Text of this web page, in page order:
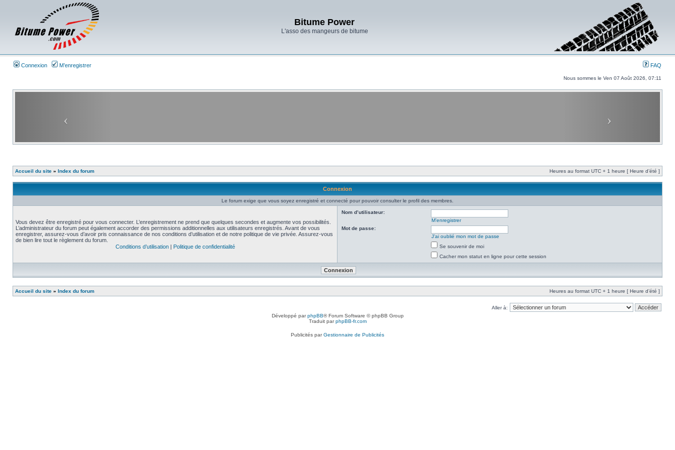
Bitume Power
L'asso des mangeurs de bitume
Connexion M’enregistrer FAQ
Nous sommes le Ven 07 Août 2026, 07:11
Accueil du site » Index du forum Heures au format UTC + 1 heure [ Heure d’été ]
Connexion
Le forum exige que vous soyez enregistré et connecté pour pouvoir consulter le profil des membres.
Vous devez être enregistré pour vous connecter. L’enregistrement ne prend que quelques secondes et augmente vos possibilités.
L’administrateur du forum peut également accorder des permissions additionnelles aux utilisateurs enregistrés. Avant de vous
enregistrer, assurez-vous d’avoir pris connaissance de nos conditions d’utilisation et de notre politique de vie privée. Assurez-vous
de bien lire tout le règlement du forum.
Conditions d’utilisation| Politique de confidentialité
Nom d’utilisateur:
M’enregistrer
Mot de passe:
J’ai oublié mon mot de passe
Se souvenir de moi
Cacher mon statut en ligne pour cette session
Accueil du site » Index du forum Heures au format UTC + 1 heure [ Heure d’été ]
Aller à:
Développé parphpBB® Forum Software © phpBB Group
Traduit parphpBB-fr.com
Publicités parGestionnaire de Publicités